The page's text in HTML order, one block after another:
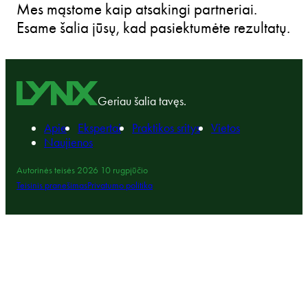
Mes mąstome kaip atsakingi partneriai.
Esame šalia jūsų, kad pasiektumėte rezultatų.
Geriau šalia tavęs.
Apie
Ekspertai Praktikos sritys
Vietos
Naujienos
Autorinės teisės 2026 10 rugpjūčio
Teisinis pranešimasPrivatumo politika